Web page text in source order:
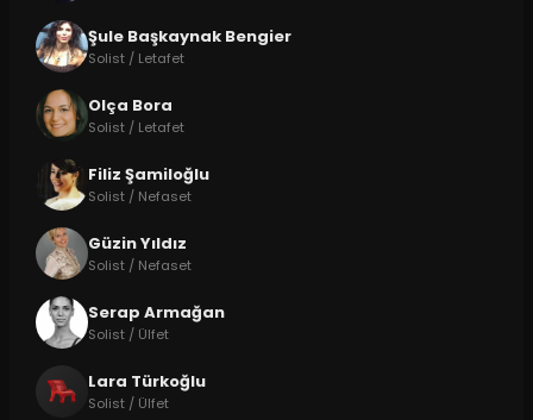
Şule Başkaynak Bengier
Solist / Letafet
Olça Bora
Solist / Letafet
Filiz Şamiloğlu
Solist / Nefaset
Güzin Yıldız
Solist / Nefaset
Serap Armağan
Solist / Ülfet
Lara Türkoğlu
Solist / Ülfet